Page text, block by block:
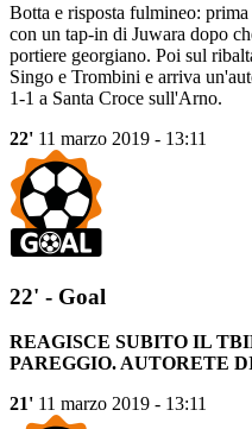
Botta e risposta fulmineo:
con un tap-in di Juwara dopo
portiere georgiano. Poi sul
Singo e Trombini e arriva
1-1 a Santa Croce sull'Arno.
22' 11 marzo 2019 - 13:11
22' - Goal
REAGISCE SUBITO IL
PAREGGIO. AUTORETE
21' 11 marzo 2019 - 13:11